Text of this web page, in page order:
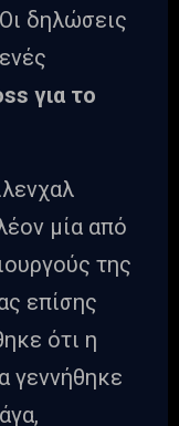
δηλώσεις
για το
μία από
της
επίσης
ότι η
γεννήθηκε